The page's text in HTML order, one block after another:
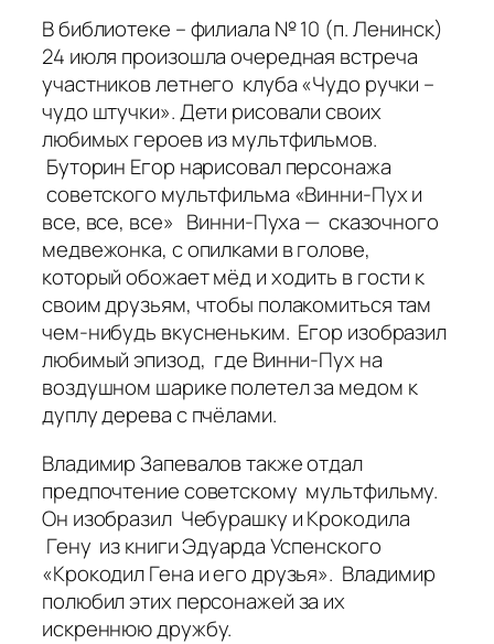
В библиотеке – филиала № 10 (п. Ленинск)
24 июля произошла очередная встреча
участников летнего клуба «Чудо ручки –
чудо штучки». Дети рисовали своих
любимых героев из мультфильмов.
Буторин Егор нарисовал персонажа
советского мультфильма «Винни-Пух и
все, все, все» Винни-Пуха — сказочного
медвежонка, с опилками в голове,
который обожает мёд и ходить в гости к
своим друзьям, чтобы полакомиться там
чем-нибудь вкусненьким. Егор изобразил
любимый эпизод, где Винни-Пух на
воздушном шарике полетел за медом к
дуплу дерева с пчёлами.
Владимир Запевалов также отдал
предпочтение советскому мультфильму.
Он изобразил Чебурашку и Крокодила
Гену из книги Эдуарда Успенского
«Крокодил Гена и его друзья». Владимир
полюбил этих персонажей за их
искреннюю дружбу.